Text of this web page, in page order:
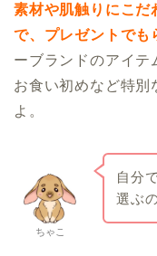
素材や肌触りにこだ
で、プレゼントでも
ーブランドのアイテ
お食い初めなど特別
よ。
ちゃこ
自分
選ぶ